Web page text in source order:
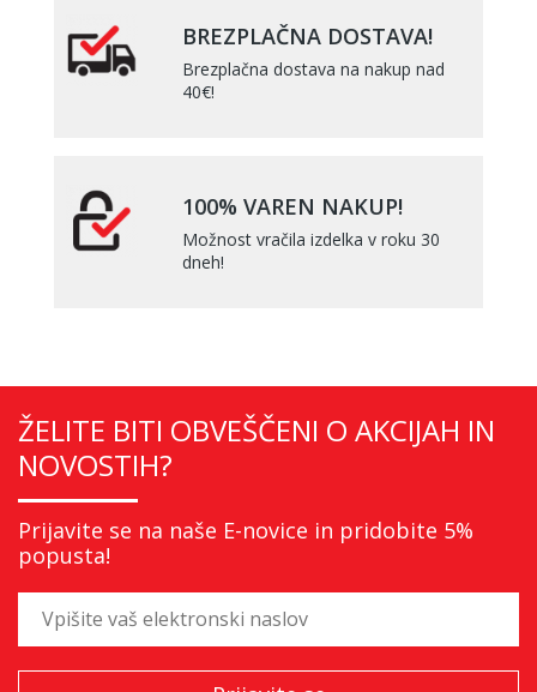
BREZPLAČNA DOSTAVA!
Brezplačna dostava na nakup nad
40€!
100% VAREN NAKUP!
Možnost vračila izdelka v roku 30
dneh!
ŽELITE BITI OBVEŠČENI O AKCIJAH IN
NOVOSTIH?
Prijavite se na naše E-novice in pridobite 5%
popusta!